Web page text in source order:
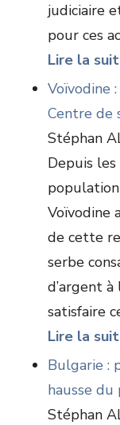
judiciaire
pour ces
Lire la
Voïvodine
Centre de
Stéphan
Depuis
Voïvodine
de cette
serbe
d’argent
satisfaire
Lire la
Bulgarie :
hausse
Stéphan